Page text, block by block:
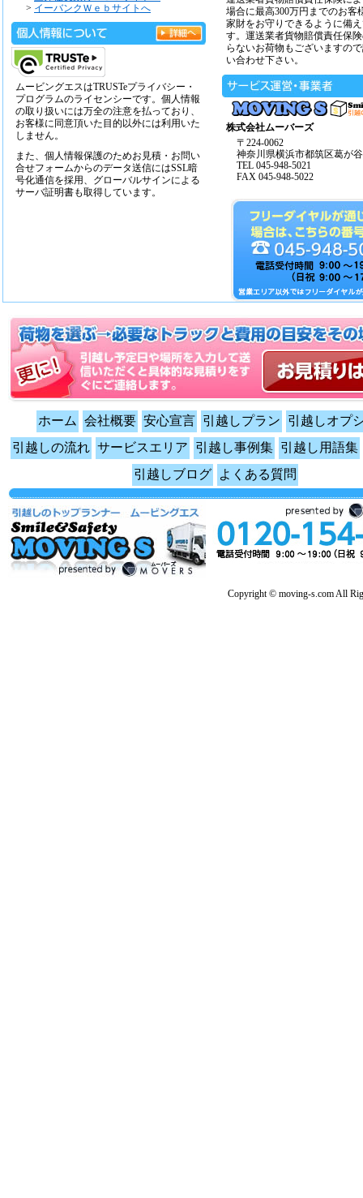
> イーバンクＷｅｂサイトへ
ムービングエスはTRUSTeプライバシー・
プログラムのライセンシーです。個人情報
の取り扱いには万全の注意を払っており、
お客様に同意頂いた目的以外には利用いた
しません。
また、個人情報保護のためお見積・お問い
合せフォームからのデータ送信にはSSL暗
号化通信を採用、グローバルサインによる
サーバ証明書も取得しています。
場合に最高300万円までのお客
家財をお守りできるように備
す。運送業者貨物賠償責任保
らないお荷物もございますの
い合わせ下さい。
株式会社ムーバーズ
〒224-0062
神奈川県横浜市都筑区葛が
TEL 045-948-5021
FAX 045-948-5022
ホーム 会社概要 安心宣言 引越しプラン
引越しオプ
引越しの流れ サービスエリア 引越し事例集 引越し用語集
引越しブログ
よくある質問
Copyright © moving-s.com All